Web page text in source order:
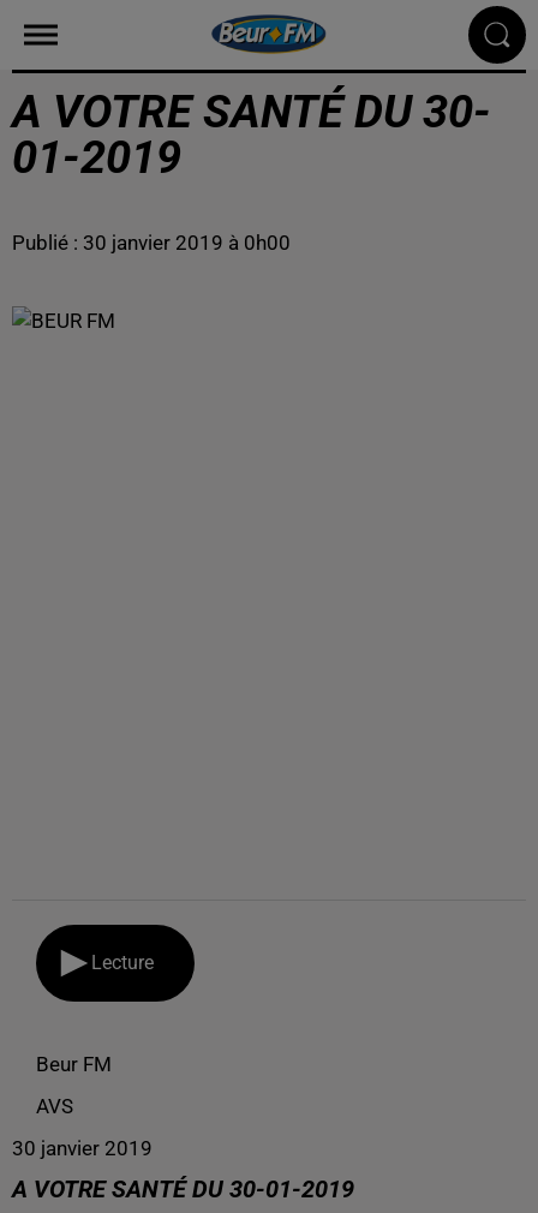
A VOTRE SANTÉ DU 30-
01-2019
Publié : 30 janvier 2019 à 0h00
Lecture
Beur FM
AVS
30 janvier 2019
A VOTRE SANTÉ DU 30-01-2019